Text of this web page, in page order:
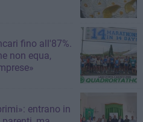
fino all'87%.
non equa,
entrano in